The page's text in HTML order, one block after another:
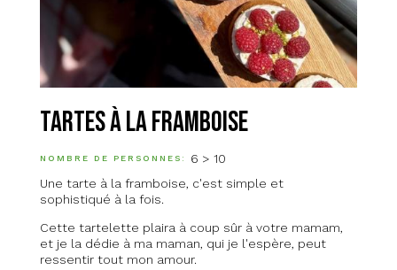
Tartes à la framboise
NOMBRE DE PERSONNES
6 > 10
Une tarte à la framboise, c'est simple et
sophistiqué à la fois.
Cette tartelette plaira à coup sûr à votre mamam,
et je la dédie à ma maman, qui je l'espère, peut
ressentir tout mon amour.